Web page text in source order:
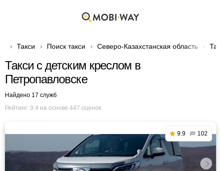
Такси Поиск такси Северо-Казахстанская область
Такси с детским креслом в
Петропавловске
Найдено 17 служб
Рейтинг: 9.4 на основе 447 оценок
9.9 102